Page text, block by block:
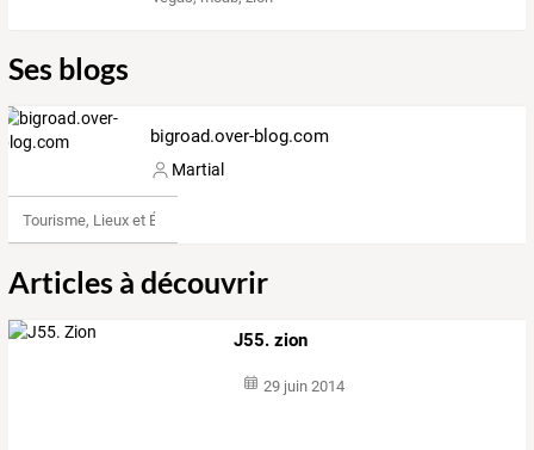
Ses blogs
bigroad.over-blog.com
Martial
Tourisme, Lieux et Événements
Articles à découvrir
J55. zion
29 juin 2014